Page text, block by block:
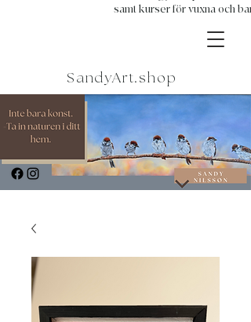
samt kurser för vuxna och
SandyArt.shop